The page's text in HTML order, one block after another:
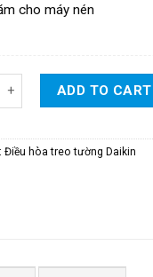
cho máy nén
Daikin Inverter 1 Chiều
ADD TO CART
Điều hòa treo tường Daikin